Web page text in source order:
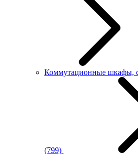
Коммутационные шкафы,
(799)